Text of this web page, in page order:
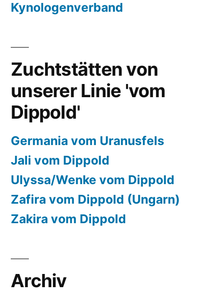
Kynologenverband
Zuchtstätten von
unserer Linie 'vom
Dippold'
Germania vom Uranusfels
Jali vom Dippold
Ulyssa/Wenke vom Dippold
Zafira vom Dippold (Ungarn)
Zakira vom Dippold
Archiv